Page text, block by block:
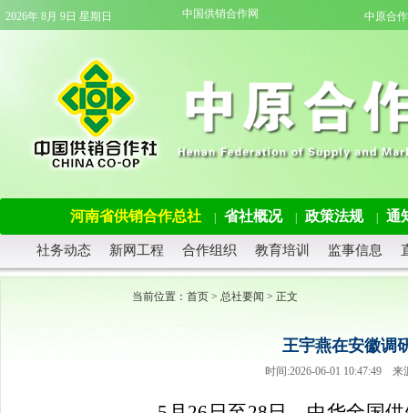
2026年 8月 9日 星期日 中国供销合作网 中原合
河南省供销合作总社 省社概况 政策法规 通
社务动态 新网工程 合作组织 教育培训 监事信息
当前位置： 首页 > 总社要闻 > 正文
王宇燕在安徽调
时间:2026-06-01 10:47:49